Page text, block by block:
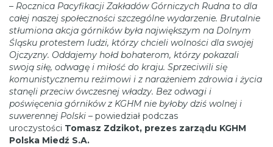
– Rocznica Pacyfikacji Zakładów Górniczych Rudna to dla
całej naszej społeczności szczególne wydarzenie. Brutalnie
stłumiona akcja górników była największym na Dolnym
Śląsku protestem ludzi, którzy chcieli wolności dla swojej
Ojczyzny. Oddajemy hołd bohaterom, którzy pokazali
swoją siłę, odwagę i miłość do kraju. Sprzeciwili się
komunistycznemu reżimowi i z narażeniem zdrowia i życia
stanęli przeciw ówczesnej władzy. Bez odwagi i
poświęcenia górników z KGHM nie byłoby dziś wolnej i
suwerennej Polski – powiedział podczas
uroczystości Tomasz Zdzikot, prezes zarządu KGHM
Polska Miedź S.A.